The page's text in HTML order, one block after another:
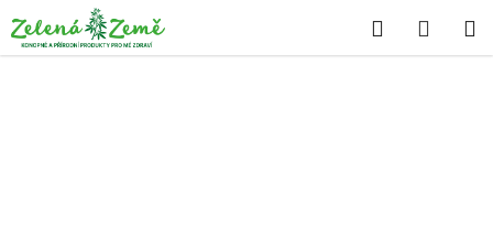
na
obsah
Hledat
KOŠÍK